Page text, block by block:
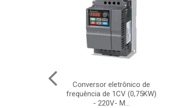
Conversor eletrônico de
frequência de 1CV (0,75KW)
- 220V- M...